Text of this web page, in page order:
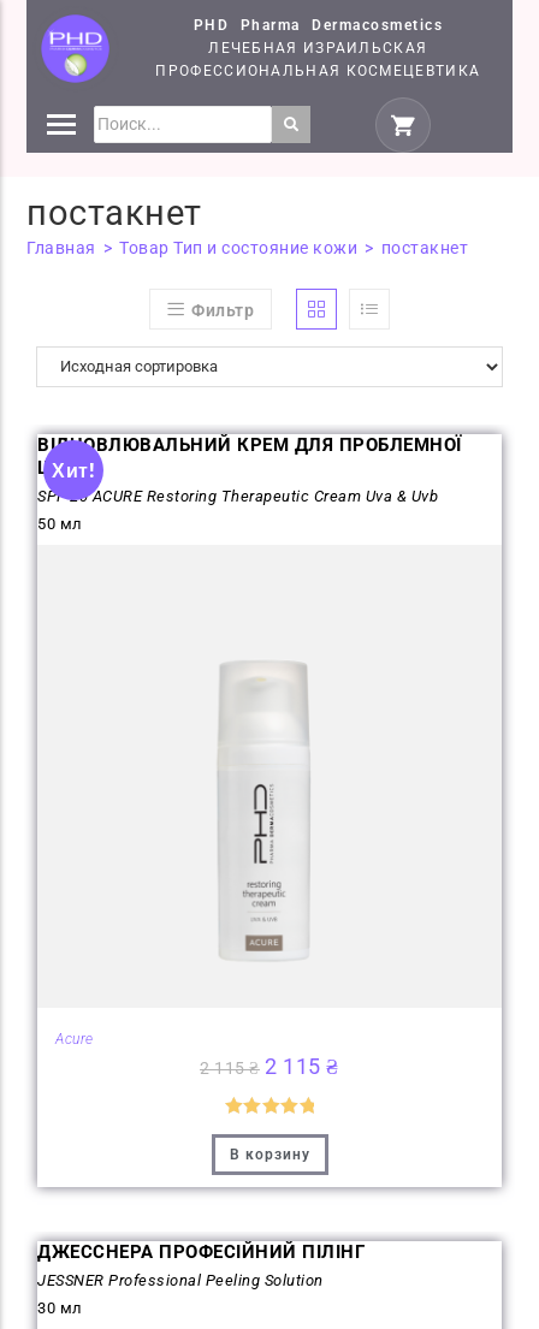
PHD Pharma Dermacosmetics
ЛЕЧЕБНАЯ ИЗРАИЛЬСКАЯ
ПРОФЕССИОНАЛЬНАЯ КОСМЕЦЕВТИКА
СЕМІНАРИ
постакнет
Главная > Товар Тип и состояние кожи > постакнет
Фильтр
Хит!
ВІДНОВЛЮВАЛЬНИЙ КРЕМ ДЛЯ ПРОБЛЕМНОЇ
ШКІРИ
SPF-20 ACURE Restoring Therapeutic Cream Uva & Uvb
50 мл
Acure
2 115₴ 2 115₴
Оценка
5.00 из 5
В корзину
ДЖЕССНЕРА ПРОФЕСІЙНИЙ ПІЛІНГ
JESSNER Professional Peeling Solution
30 мл